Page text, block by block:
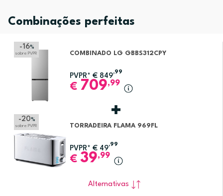
Combinações perfeitas
-16%
sobre PVPR COMBINADO LG GBBS312CPY
PVPR* € 849
,99
€ 709,99
-20 %
sobre PVPR TORRADEIRA FLAMA 969FL
PVPR* € 49
,99
€ 39,99
Alternativas